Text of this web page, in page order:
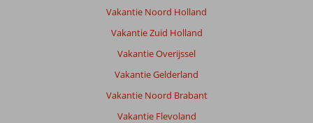
Vakantie Noord Holland
Vakantie Zuid Holland
Vakantie Overijssel
Vakantie Gelderland
Vakantie Noord Brabant
Vakantie Flevoland